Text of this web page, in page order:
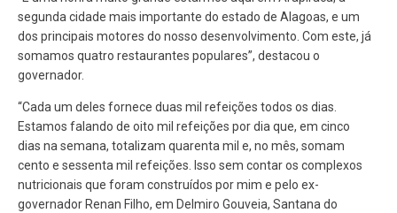
segunda cidade mais importante do estado de Alagoas, e um
dos principais motores do nosso desenvolvimento. Com este, já
somamos quatro restaurantes populares”, destacou o
governador.
“Cada um deles fornece duas mil refeições todos os dias.
Estamos falando de oito mil refeições por dia que, em cinco
dias na semana, totalizam quarenta mil e, no mês, somam
cento e sessenta mil refeições. Isso sem contar os complexos
nutricionais que foram construídos por mim e pelo ex-
governador Renan Filho, em Delmiro Gouveia, Santana do